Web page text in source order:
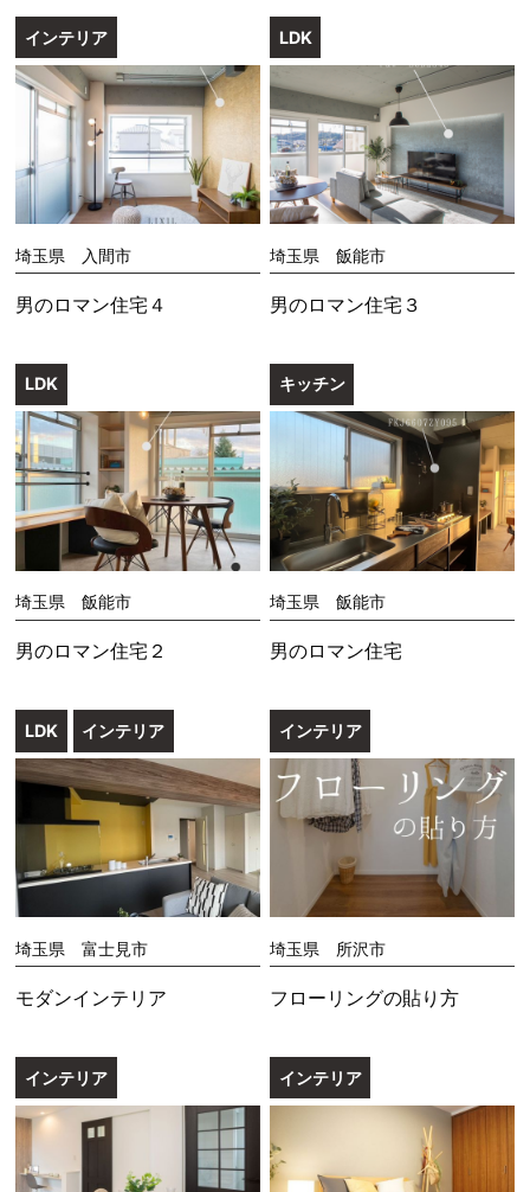
インテリア
埼玉県 入間市
男のロマン住宅４
LDK
埼玉県 飯能市
男のロマン住宅３
LDK
埼玉県 飯能市
男のロマン住宅２
キッチン
埼玉県 飯能市
男のロマン住宅
LDK インテリア
埼玉県 富士見市
モダンインテリア
インテリア
埼玉県 所沢市
フローリングの貼り方
インテリア インテリア